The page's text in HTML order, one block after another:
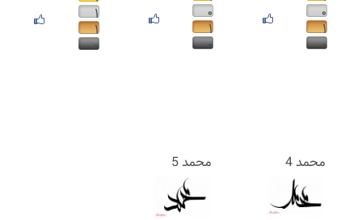
۰
۱
۰
۰
۱
۰
۱
۱
۰
محمد 4 محمد 5